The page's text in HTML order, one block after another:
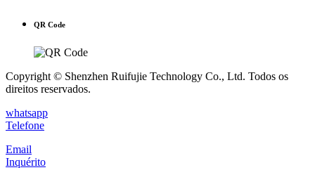
QR Code
Copyright © Shenzhen Ruifujie Technology Co., Ltd. Todos os
direitos reservados.
whatsapp
Telefone
Email
Inquérito